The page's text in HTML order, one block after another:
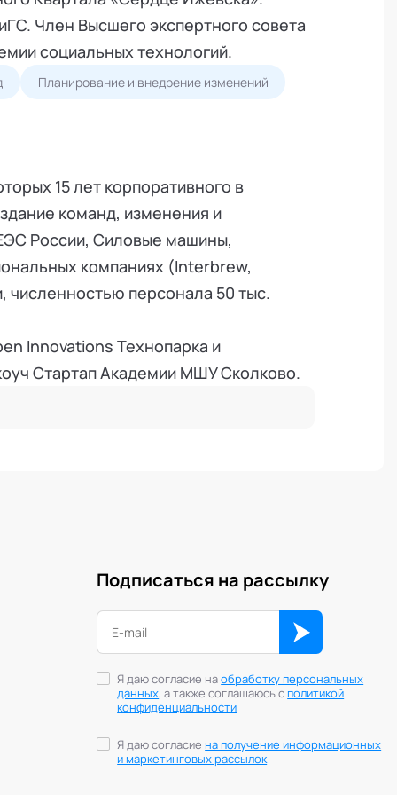
Член Высшего экспертного совета
социальных технологий.
Планирование и внедрение изменений
15 лет корпоративного в
команд, изменения и
России, Силовые машины,
компаниях (Interbrew,
персонала 50 тыс.
Innovations Технопарка и
Стартап Академии МШУ Сколково.
соавтор книги-тренажера «Азбука
Подписаться на рассылку
Я даю согласие наобработку персональных
данных, а также соглашаюсь сполитикой
конфиденциальности
Я даю согласиена получение информационных
и маркетинговых рассылок